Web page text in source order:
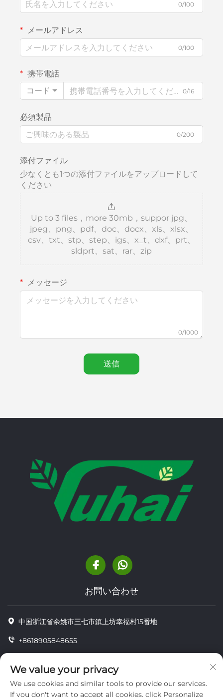
0/100
メールアドレス
0/100
携帯電話
コード
0/16
必須製品
0/200
添付ファイル
少なくとも1つの添付ファイルをアップロードして
ください
Up to 3 files，more 30mb，suppor jpg、
jpeg、png、pdf、doc、docx、xls、xlsx、
csv、txt、stp、step、igs、x_t、dxf、prt、
sldprt、sat、rar、zip
メッセージ
0/1000
送信
お問い合わせ
中国浙江省余姚市三七市鎮上坊幸福村15番地
+8618905848655
[email protected]
We value your privacy
We use cookies and similar tools to provide our services.
If you don't want to accept all cookies, click Personalize